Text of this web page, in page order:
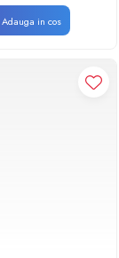
Adauga in cos